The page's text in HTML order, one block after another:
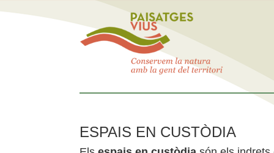
ESPAIS EN CUSTÒDIA